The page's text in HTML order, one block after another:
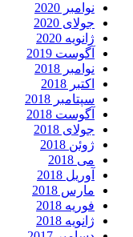
نوامبر 2020
جولای 2020
ژانویه 2020
آگوست 2019
نوامبر 2018
اکتبر 2018
سپتامبر 2018
آگوست 2018
جولای 2018
ژوئن 2018
می 2018
آوریل 2018
مارس 2018
فوریه 2018
ژانویه 2018